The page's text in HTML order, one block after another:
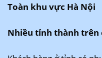
Toàn khu vực Hà Nội
Nhiều tỉnh thành trên